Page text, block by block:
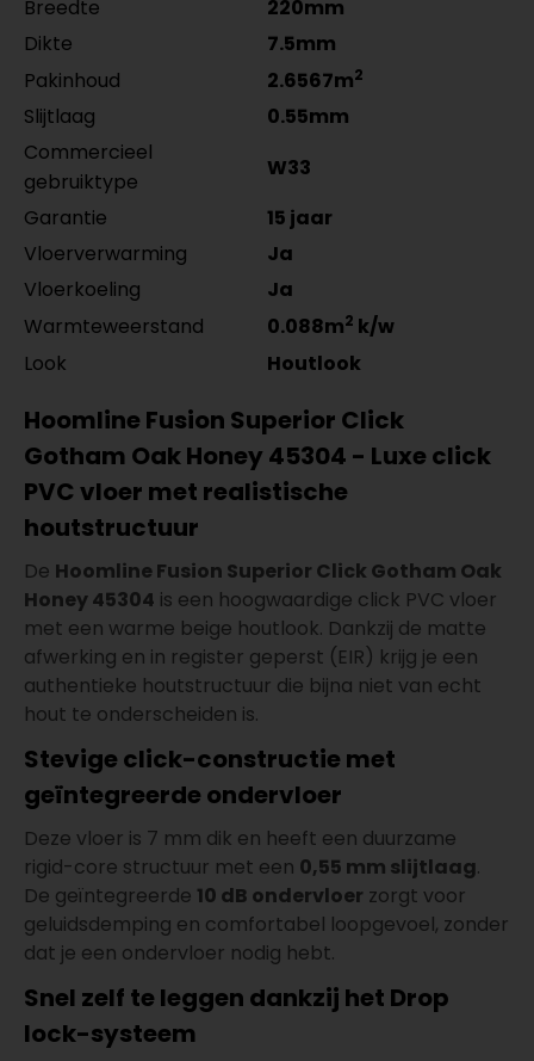
per lengte: mm, € 14,95 p/st
per lengte: mm, € 17,95 p/st
Breedte
220mm
Dikte
7.5mm
Pakinhoud
2.6567m2
Slijtlaag
0.55mm
Commercieel
gebruiktype
W33
Garantie
15 jaar
Vloerverwarming
Ja
Vloerkoeling
Ja
Warmteweerstand
0.088m2 k/w
Look
Houtlook
Hoomline Fusion Superior Click
Gotham Oak Honey 45304 - Luxe click
PVC vloer met realistische
houtstructuur
De Hoomline Fusion Superior Click Gotham Oak
Honey 45304 is een hoogwaardige click PVC vloer
met een warme beige houtlook. Dankzij de matte
afwerking en in register geperst (EIR) krijg je een
authentieke houtstructuur die bijna niet van echt
hout te onderscheiden is.
Stevige click-constructie met
geïntegreerde ondervloer
Deze vloer is 7 mm dik en heeft een duurzame
rigid-core structuur met een 0,55 mm slijtlaag.
De geïntegreerde 10 dB ondervloer zorgt voor
geluidsdemping en comfortabel loopgevoel, zonder
dat je een ondervloer nodig hebt.
Snel zelf te leggen dankzij het Drop
lock-systeem